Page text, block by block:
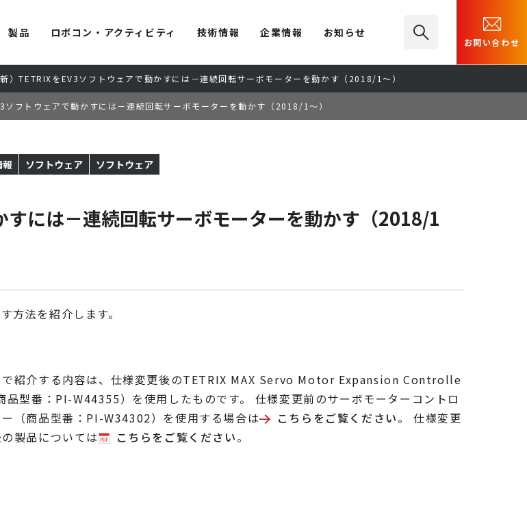
製品 ロボコン・アクティビティ 技術情報 企業情報 お知らせ
お問い合わせ
新）TETRIXをEV3ソフトウェアで動かすには－連続回転サーボモーターを動かす（2018/1～）
ソフトウェアで動かすには－連続回転サーボモーターを動かす（2018/1～）
報 ソフトウェア ソフトウェア
すには－連続回転サーボモーターを動かす（2018/1
方法を紹介します。
で紹介する内容は、仕様変更後のTETRIX MAX Servo Motor Expansion Controlle
品型番：PI-W44355）を使用したものです。 仕様変更前のサーボモーターコントロ
（商品型番：PI-W34302）を使用する場合は
こちらをご覧ください。 仕様変更
製品については
こちらをご覧ください。